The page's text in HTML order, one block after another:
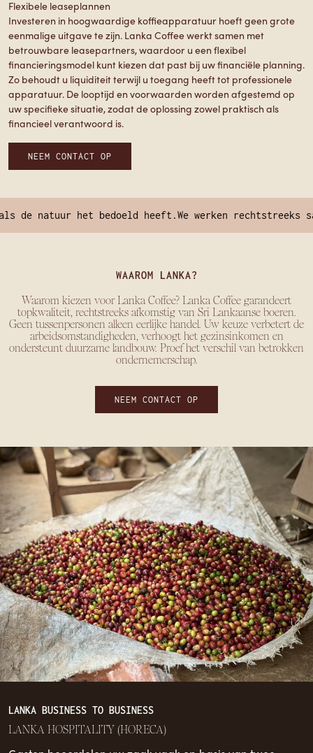
Flexibele leaseplannen
Investeren in hoogwaardige koffieapparatuur hoeft geen grote
eenmalige uitgave te zijn. Lanka Coffee werkt samen met
betrouwbare leasepartners, waardoor u een flexibel
financieringsmodel kunt kiezen dat past bij uw financiële planning.
Zo behoudt u liquiditeit terwijl u toegang heeft tot professionele
apparatuur. De looptijd en voorwaarden worden afgestemd op
uw specifieke situatie, zodat de oplossing zowel praktisch als
financieel verantwoord is.
NEEM CONTACT OP
natuur het bedoeld heeft.We werken rechtstreeks
WAAROM LANKA?
Waarom kiezen voor Lanka Coffee? Lanka Coffee garandeert
topkwaliteit, rechtstreeks afkomstig van Sri Lankaanse boeren.
Geen tussenpersonen alleen eerlijke handel. Uw keuze verbetert de
arbeidsomstandigheden, verhoogt het gezinsinkomen en
ondersteunt duurzame landbouw. ​​Proef het verschil van betrokken
ondernemerschap.
NEEM CONTACT OP
LANKA BUSINESS TO BUSINESS
LANKA HOSPITALITY (HORECA)